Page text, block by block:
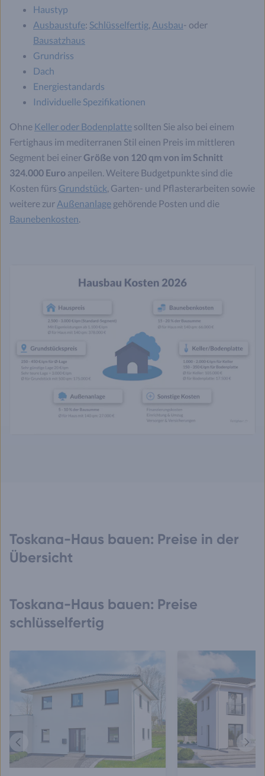
Haustyp
Ausbaustufe: Schlüsselfertig, Ausbau- oder
Bausatzhaus
Grundriss
Dach
Energiestandards
Individuelle Spezifikationen
Ohne Keller oder Bodenplatte sollten Sie also bei einem
Fertighaus im mediterranen Stil einen Preis im mittleren
Segment bei einer Größe von 120 qm von im Schnitt
324.000 Euro anpeilen. Weitere Budgetpunkte sind die
Kosten fürs Grundstück, Garten- und Pflasterarbeiten sowie
weitere zur Außenanlage gehörende Posten und die
Baunebenkosten.
Toskana-Haus bauen: Preise in der
Übersicht
Toskana-Haus bauen: Preise
schlüsselfertig
Vorheriges
Haus